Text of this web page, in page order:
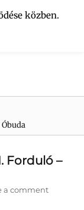
Forduló –
a comment
közben.